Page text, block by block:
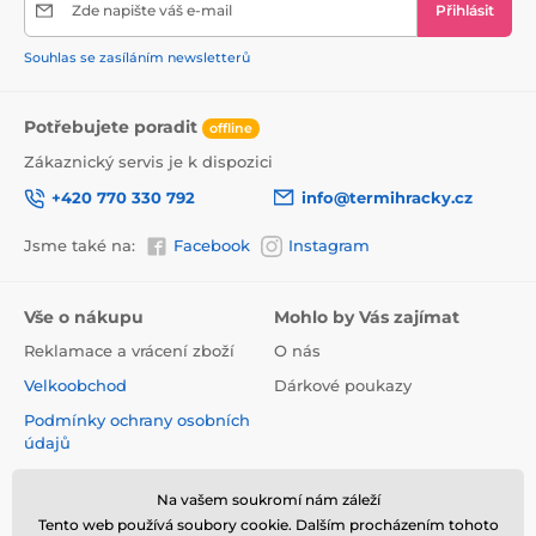
km/h,
- doba nabíjení je přibližně 3-4 hodiny
- doba jízdy až cca 20 minut,
Zde napište váš e-mail Přihlásit
Souhlas se zasíláním newsletterů
Potřebujete poradit offline
Zákaznický servis je k dispozici
+420 770 330 792
info@termihracky.cz
Jsme také na: Facebook Instagram
Vše o nákupu
Reklamace a vrácení zboží
Velkoobchod
Podmínky ochrany osobních
údajů
Mohlo by Vás zajímat
O nás
Dárkové poukazy
Na vašem soukromí nám záleží
Tento web používá soubory cookie. Dalším procházením tohoto